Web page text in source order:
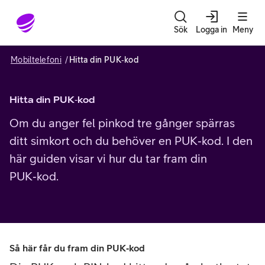
Gå till sidans innehåll
Sök Logga in Meny
Mobiltelefoni Hitta din PUK‑kod
Hitta din PUK‑kod
Om du anger fel pinkod tre gånger spärras
ditt simkort och du behöver en PUK‑kod. I den
här guiden visar vi hur du tar fram din
PUK‑kod.
Så här får du fram din PUK‑kod